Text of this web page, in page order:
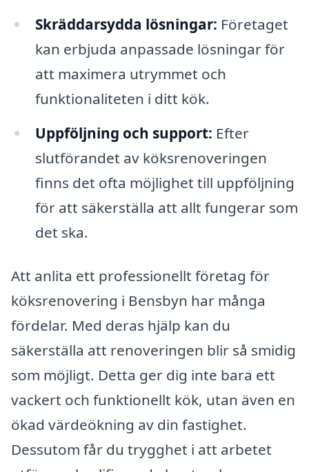
Skräddarsydda lösningar: Företaget
kan erbjuda anpassade lösningar för
att maximera utrymmet och
funktionaliteten i ditt kök.
Uppföljning och support: Efter
slutförandet av köksrenoveringen
finns det ofta möjlighet till uppföljning
för att säkerställa att allt fungerar som
det ska.
Att anlita ett professionellt företag för
köksrenovering i Bensbyn har många
fördelar. Med deras hjälp kan du
säkerställa att renoveringen blir så smidig
som möjligt. Detta ger dig inte bara ett
vackert och funktionellt kök, utan även en
ökad värdeökning av din fastighet.
Dessutom får du trygghet i att arbetet